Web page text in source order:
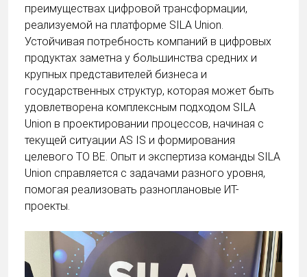
преимуществах цифровой трансформации,
реализуемой на платформе SILA Union.
Устойчивая потребность компаний в цифровых
продуктах заметна у большинства средних и
крупных представителей бизнеса и
государственных структур, которая может быть
удовлетворена комплексным подходом SILA
Union в проектировании процессов, начиная с
текущей ситуации AS IS и формирования
целевого TO BE. Опыт и экспертиза команды SILA
Union справляется с задачами разного уровня,
помогая реализовать разноплановые ИТ-
проекты.